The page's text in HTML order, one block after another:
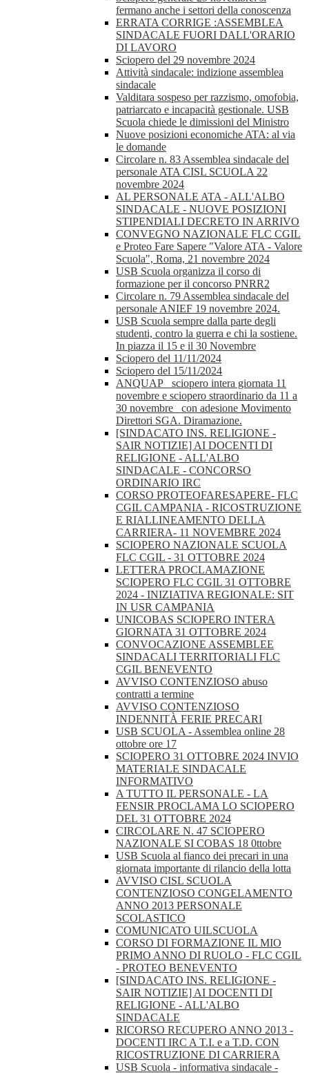
fermano anche i settori della conoscenza
ERRATA CORRIGE :ASSEMBLEA
SINDACALE FUORI DALL'ORARIO
DI LAVORO
Sciopero del 29 novembre 2024
Attività sindacale: indizione assemblea
sindacale
Valditara sospeso per razzismo, omofobia,
patriarcato e incapacità gestionale. USB
Scuola chiede le dimissioni del Ministro
Nuove posizioni economiche ATA: al via
le domande
Circolare n. 83 Assemblea sindacale del
personale ATA CISL SCUOLA 22
novembre 2024
AL PERSONALE ATA - ALL'ALBO
SINDACALE - NUOVE POSIZIONI
STIPENDIALI DECRETO IN ARRIVO
CONVEGNO NAZIONALE FLC CGIL
e Proteo Fare Sapere "Valore ATA - Valore
Scuola", Roma, 21 novembre 2024
USB Scuola organizza il corso di
formazione per il concorso PNRR2
Circolare n. 79 Assemblea sindacale del
personale ANIEF 19 novembre 2024.
USB Scuola sempre dalla parte degli
studenti, contro la guerra e chi la sostiene.
In piazza il 15 e il 30 Novembre
Sciopero del 11/11/2024
Sciopero del 15/11/2024
ANQUAP_ sciopero intera giornata 11
novembre e sciopero straordinario da 11 a
30 novembre_ con adesione Movimento
Direttori SGA. Diramazione.
[SINDACATO INS. RELIGIONE -
SAIR NOTIZIE] AI DOCENTI DI
RELIGIONE - ALL'ALBO
SINDACALE - CONCORSO
ORDINARIO IRC
CORSO PROTEOFARESAPERE- FLC
CGIL CAMPANIA - RICOSTRUZIONE
E RIALLINEAMENTO DELLA
CARRIERA- 11 NOVEMBRE 2024
SCIOPERO NAZIONALE SCUOLA
FLC CGIL - 31 OTTOBRE 2024
LETTERA PROCLAMAZIONE
SCIOPERO FLC CGIL 31 OTTOBRE
2024 - INIZIATIVA REGIONALE: SIT
IN USR CAMPANIA
UNICOBAS SCIOPERO INTERA
GIORNATA 31 OTTOBRE 2024
CONVOCAZIONE ASSEMBLEE
SINDACALI TERRITORIALI FLC
CGIL BENEVENTO
AVVISO CONTENZIOSO abuso
contratti a termine
AVVISO CONTENZIOSO
INDENNITÀ FERIE PRECARI
USB SCUOLA - Assemblea online 28
ottobre ore 17
SCIOPERO 31 OTTOBRE 2024 INVIO
MATERIALE SINDACALE
INFORMATIVO
A TUTTO IL PERSONALE - LA
FENSIR PROCLAMA LO SCIOPERO
DEL 31 OTTOBRE 2024
CIRCOLARE N. 47 SCIOPERO
NAZIONALE SI COBAS 18 0ttobre
USB Scuola al fianco dei precari in una
giornata importante di rilancio della lotta
AVVISO CISL SCUOLA
CONTENZIOSO CONGELAMENTO
ANNO 2013 PERSONALE
SCOLASTICO
COMUNICATO UILSCUOLA
CORSO DI FORMAZIONE IL MIO
PRIMO ANNO DI RUOLO - FLC CGIL
- PROTEO BENEVENTO
[SINDACATO INS. RELIGIONE -
SAIR NOTIZIE] AI DOCENTI DI
RELIGIONE - ALL'ALBO
SINDACALE
RICORSO RECUPERO ANNO 2013 -
DOCENTI IRC A T.I. e a T.D. CON
RICOSTRUZIONE DI CARRIERA
USB Scuola - informativa sindacale -